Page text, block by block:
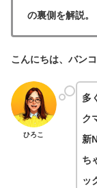
の裏側を解説。
こんにちは、バン
ひろこ
多
ク
新
ち
ッ